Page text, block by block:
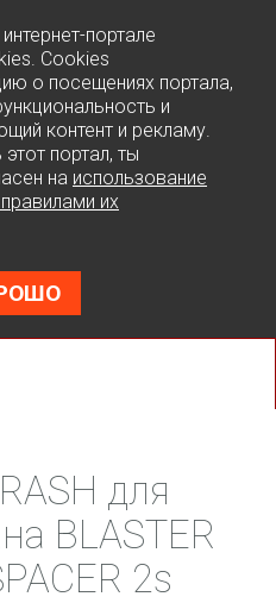
портале
Cookies
о посещениях портала,
и
контент и рекламу.
портал, ты
на использование
их
для
BLASTER
2s